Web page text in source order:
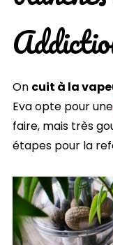
On cuit à la
Eva opte pour une
faire, mais très
étapes pour la